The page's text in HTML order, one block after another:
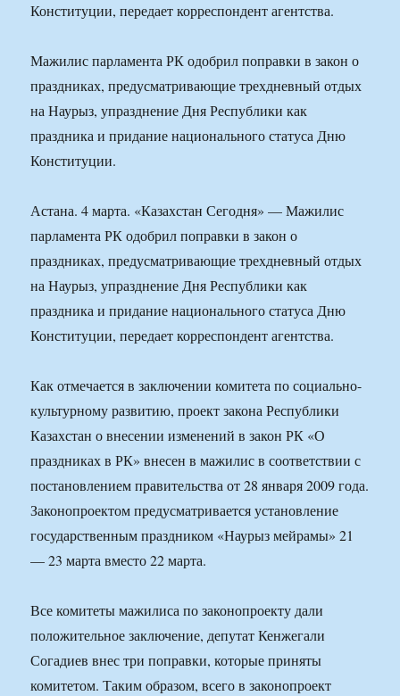
Конституции, передает корреспондент агентства.
Мажилис парламента РК одобрил поправки в закон о
праздниках, предусматривающие трехдневный отдых
на Наурыз, упразднение Дня Республики как
праздника и придание национального статуса Дню
Конституции.
Астана. 4 марта. «Казахстан Сегодня» — Мажилис
парламента РК одобрил поправки в закон о
праздниках, предусматривающие трехдневный отдых
на Наурыз, упразднение Дня Республики как
праздника и придание национального статуса Дню
Конституции, передает корреспондент агентства.
Как отмечается в заключении комитета по социально-
культурному развитию, проект закона Республики
Казахстан о внесении изменений в закон РК «О
праздниках в РК» внесен в мажилис в соответствии с
постановлением правительства от 28 января 2009 года.
Законопроектом предусматривается установление
государственным праздником «Наурыз мейрамы» 21
— 23 марта вместо 22 марта.
Все комитеты мажилиса по законопроекту дали
положительное заключение, депутат Кенжегали
Согадиев внес три поправки, которые приняты
комитетом. Таким образом, всего в законопроект